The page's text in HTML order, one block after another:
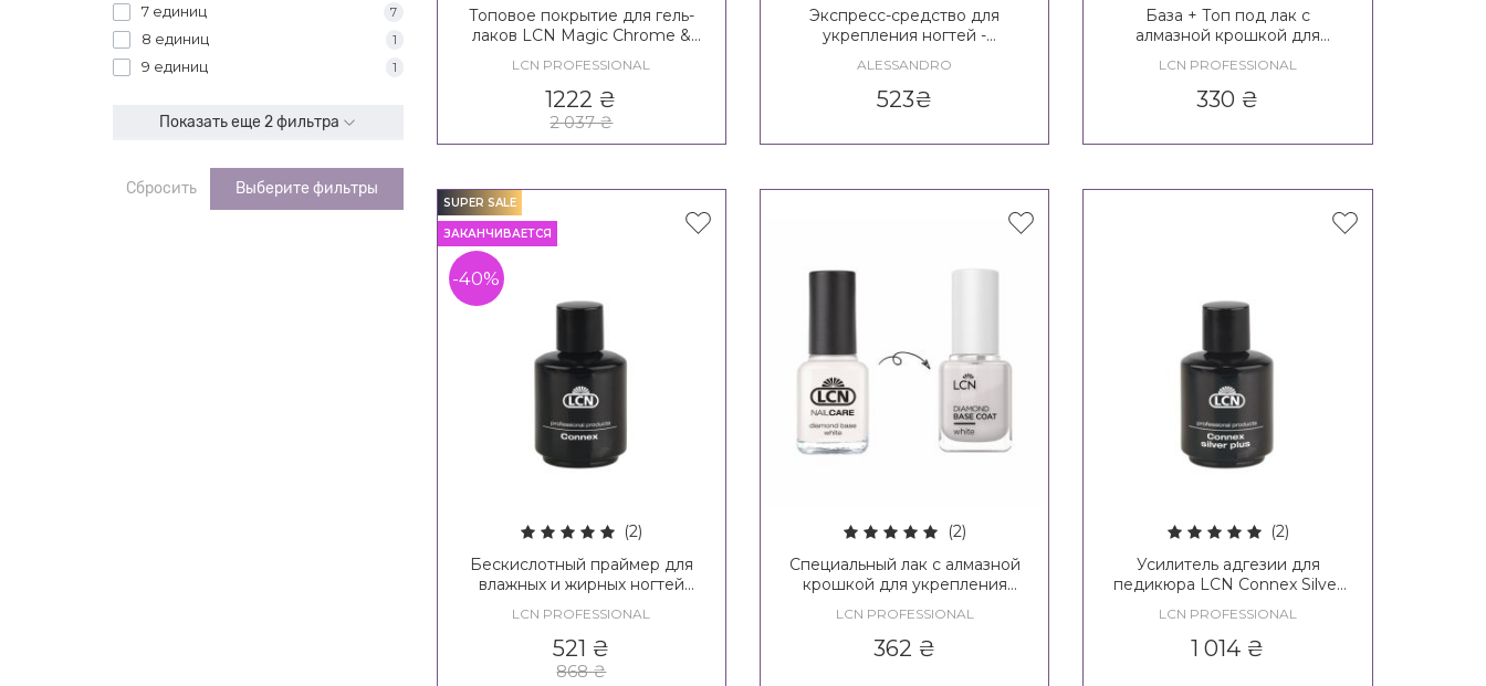
7 единиц 7
8 единиц 1
9 единиц 1
Показать еще 2 фильтра
Сбросить Выберите фильтры
Топовое покрытие для гель-
лаков LCN Magic Chrome &
LCN PROFESSIONAL
1222 ₴
2 037₴
Экспресс-средство для
укрепления ногтей -
Express Nail Hardener
ALESSANDRO
523₴
База + Топ под лак с
алмазной крошкой для
Diamond Power
LCN PROFESSIONAL
330 ₴
SUPER SALE
ЗАКАНЧИВАЕТСЯ
-40%
(2)
Бескислотный праймер для
влажных и жирных ногтей
LCN PROFESSIONAL
521 ₴
868₴
(2)
Специальный лак с алмазной
крошкой для укрепления
Base Nail Care White
LCN PROFESSIONAL
362 ₴
(2)
Усилитель адгезии для
педикюра LCN Connex Silver
LCN PROFESSIONAL
1 014 ₴